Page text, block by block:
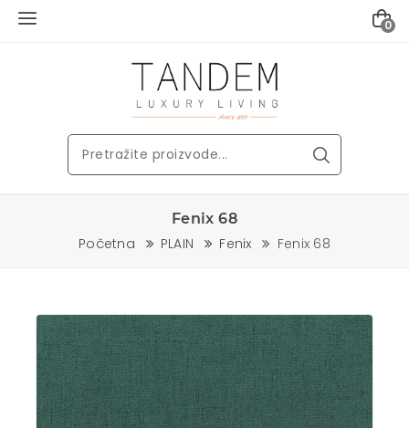
0
Fenix 68
Početna PLAIN Fenix Fenix 68